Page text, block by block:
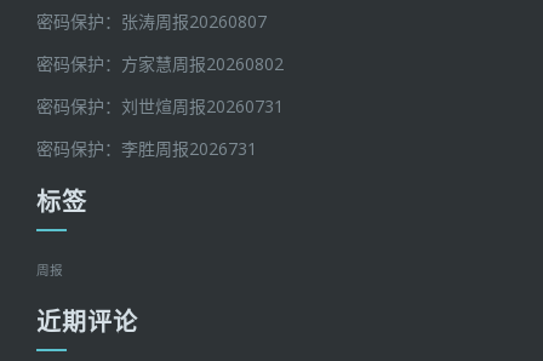
密码保护：张涛周报20260807
密码保护：方家慧周报20260802
密码保护：刘世煊周报20260731
密码保护：李胜周报2026731
标签
周报
近期评论